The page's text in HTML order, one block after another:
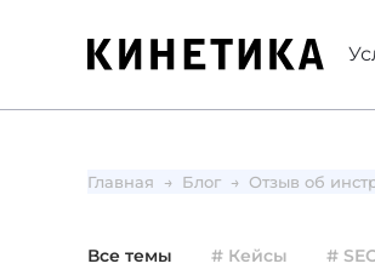
Главная Блог Отзыв об
Все темы # Кейсы #